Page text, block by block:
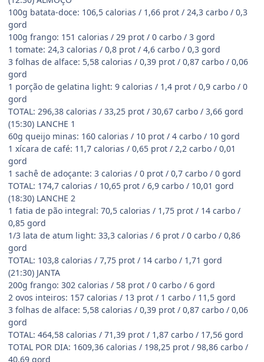
100g batata-doce: 106,5 calorias / 1,66 prot / 24,3 carbo / 0,3
gord
100g frango: 151 calorias / 29 prot / 0 carbo / 3 gord
1 tomate: 24,3 calorias / 0,8 prot / 4,6 carbo / 0,3 gord
3 folhas de alface: 5,58 calorias / 0,39 prot / 0,87 carbo / 0,06
gord
1 porção de gelatina light: 9 calorias / 1,4 prot / 0,9 carbo / 0
gord
TOTAL: 296,38 calorias / 33,25 prot / 30,67 carbo / 3,66 gord
(15:30) LANCHE 1
60g queijo minas: 160 calorias / 10 prot / 4 carbo / 10 gord
1 xícara de café: 11,7 calorias / 0,65 prot / 2,2 carbo / 0,01
gord
1 sachê de adoçante: 3 calorias / 0 prot / 0,7 carbo / 0 gord
TOTAL: 174,7 calorias / 10,65 prot / 6,9 carbo / 10,01 gord
(18:30) LANCHE 2
1 fatia de pão integral: 70,5 calorias / 1,75 prot / 14 carbo /
0,85 gord
1/3 lata de atum light: 33,3 calorias / 6 prot / 0 carbo / 0,86
gord
TOTAL: 103,8 calorias / 7,75 prot / 14 carbo / 1,71 gord
(21:30) JANTA
200g frango: 302 calorias / 58 prot / 0 carbo / 6 gord
2 ovos inteiros: 157 calorias / 13 prot / 1 carbo / 11,5 gord
3 folhas de alface: 5,58 calorias / 0,39 prot / 0,87 carbo / 0,06
gord
TOTAL: 464,58 calorias / 71,39 prot / 1,87 carbo / 17,56 gord
TOTAL POR DIA: 1609,36 calorias / 198,25 prot / 98,86 carbo /
40,69 gord